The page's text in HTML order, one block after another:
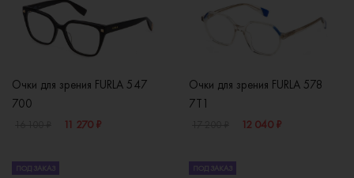
Очки для зрения FURLA 547
700
11 270 ₽
Очки для зрения FURLA 578
7T1
12 040 ₽
ПОД ЗАКАЗ ПОД ЗАКАЗ